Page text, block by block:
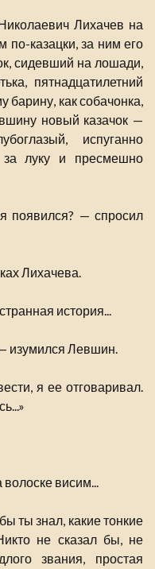
Лихачев на
по-казацки, за ним его
сидевший на лошади,
пятнадцатилетний
барину, как собачонка,
новый казачок —
испуганно
луку и пресмешно
появился? — спросил
Лихачева.
история...
изумился Левшин.
я ее отговаривал.
висим...
ты знал, какие тонкие
не сказал бы, не
звания, простая